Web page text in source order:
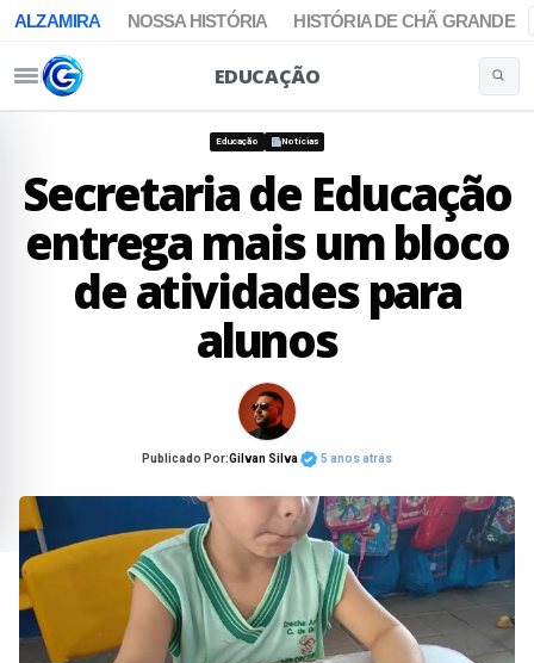
ALZAMIRA NOSSA HISTÓRIA HISTÓRIA DE CHÃ GRANDE
EDUCAÇÃO
Educação Notícias
Secretaria de Educação
entrega mais um bloco
de atividades para
alunos
Publicado Por:Gilvan Silva 5 anos atrás